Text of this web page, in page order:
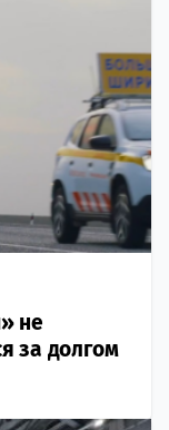
не
за долгом